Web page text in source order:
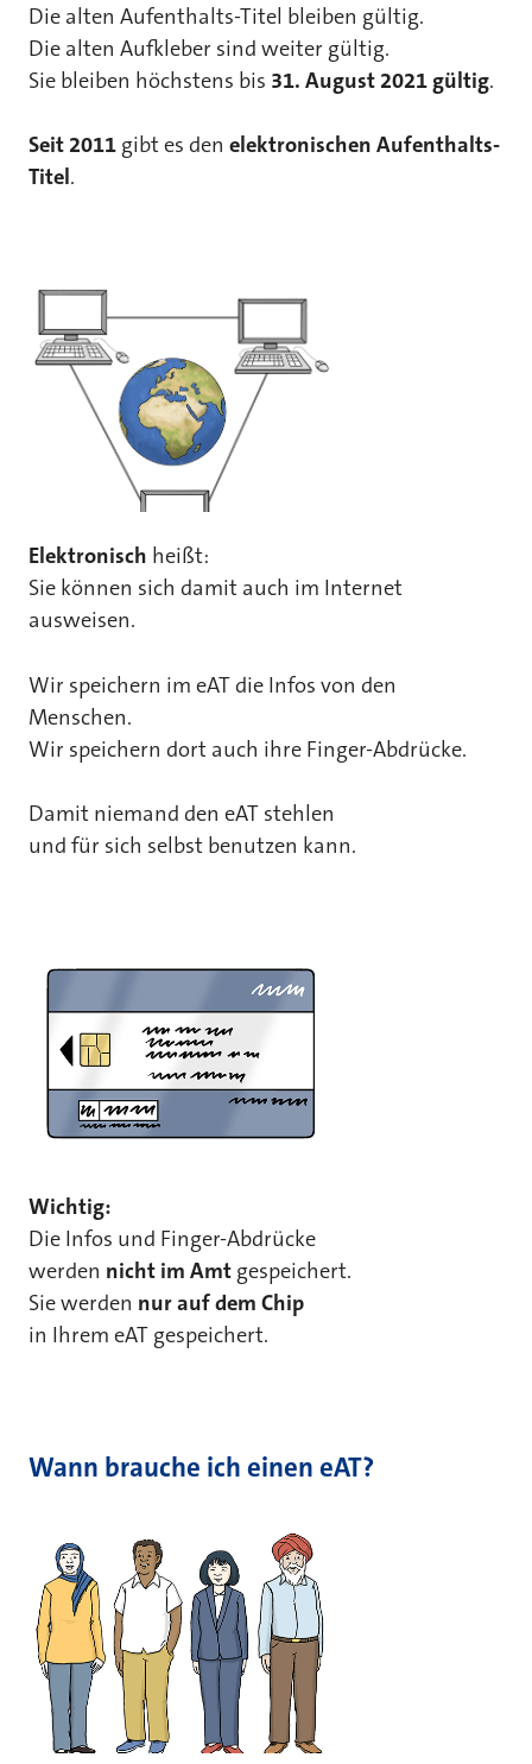
Die alten Aufenthalts-Titel bleiben gültig.
Die alten Aufkleber sind weiter gültig.
Sie bleiben höchstens bis 31. August 2021 gültig.
Seit 2011 gibt es den elektronischen Aufenthalts-
Titel.
Elektronisch heißt:
Sie können sich damit auch im Internet
ausweisen.
Wir speichern im eAT die Infos von den
Menschen.
Wir speichern dort auch ihre Finger-Abdrücke.
Damit niemand den eAT stehlen
und für sich selbst benutzen kann.
Wichtig:
Die Infos und Finger-Abdrücke
werden nicht im Amt gespeichert.
Sie werden nur auf dem Chip
in Ihrem eAT gespeichert.
Wann brauche ich einen eAT?